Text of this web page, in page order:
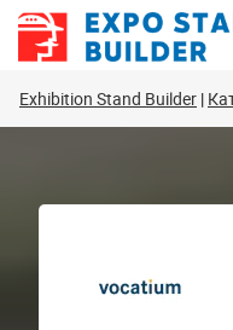
Перейти
Exhibition Stand Builder